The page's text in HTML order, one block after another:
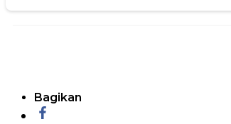
Bagikan